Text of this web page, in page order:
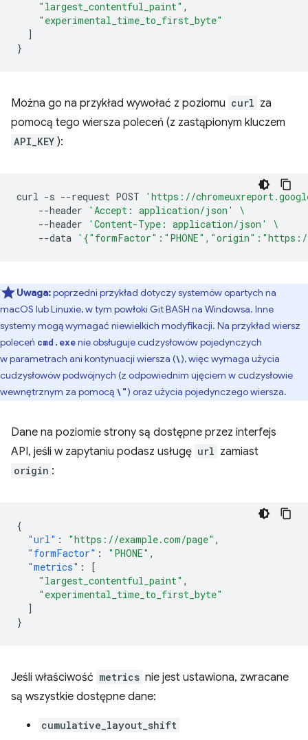
"largest_contentful_paint" ,
"experimental_time_to_first_byte"
]
}
Można go na przykład wywołać z poziomu curl za
pomocą tego wiersza poleceń (z zastąpionym kluczem
API_KEY ):
curl -s --request POST
'https://
--header
'Accept: application/json'
\
--header
'Content-Type: application/json'
\
--data
Uwaga:poprzedni przykład dotyczy systemów opartych na
macOS lub Linuxie, w tym powłoki Git BASH na Windowsa. Inne
systemy mogą wymagać niewielkich modyfikacji. Na przykład wiersz
poleceń cmd.exenie obsługuje cudzysłowów pojedynczych
w parametrach ani kontynuacji wiersza (\), więc wymaga użycia
cudzysłowów podwójnych (z odpowiednim ujęciem w cudzysłowie
wewnętrznym za pomocą \") oraz użycia pojedynczego wiersza.
Dane na poziomie strony są dostępne przez interfejs
API, jeśli w zapytaniu podasz usługę url zamiast
origin :
{
"url" : "https://example.com/page" ,
"formFactor" : "PHONE" ,
"metrics" :
[
"largest_contentful_paint" ,
"experimental_time_to_first_byte"
]
}
Jeśli właściwość metrics nie jest ustawiona, zwracane
są wszystkie dostępne dane:
cumulative_layout_shift